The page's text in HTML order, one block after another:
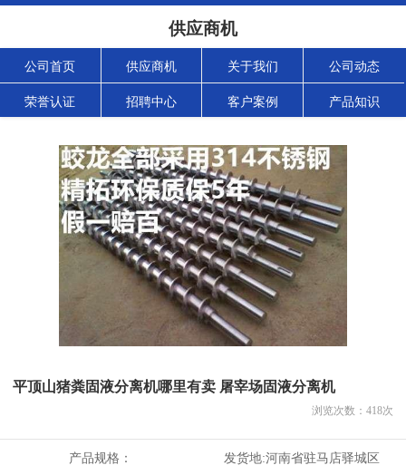
供应商机
公司首页 供应商机 关于我们 公司动态
荣誉认证 招聘中心 客户案例 产品知识
平顶山猪粪固液分离机哪里有卖 屠宰场固液分离机
浏览次数： 418次
产品规格： 发货地:河南省驻马店驿城区